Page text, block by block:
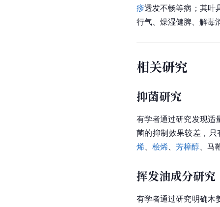
疹透发不畅等病；其叶
行气、燥湿健脾、解毒
相关研究
抑菌研究
有学者通过研究发现适
菌的抑制效果较差，
烯、 桧烯、 芳樟醇、 马
挥发油成分研究
有学者通过研究明确木